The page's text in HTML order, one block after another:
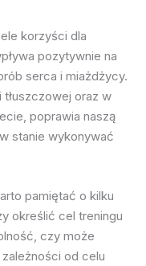
korzyści dla
pozytywnie na
serca i miażdżycy.
oraz w
poprawia naszą
stanie wykonywać
pamiętać o kilku
określić cel treningu
czy może
od celu